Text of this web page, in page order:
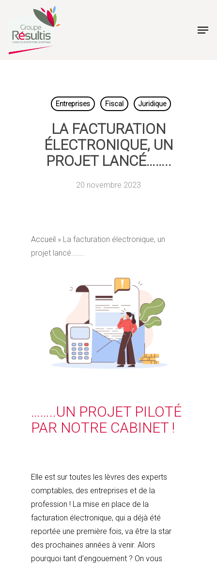
main
Entreprises Fiscal Juridique
LA FACTURATION
ÉLECTRONIQUE, UN
PROJET LANCÉ……..
20 novembre 2023
Accueil » La facturation électronique, un
projet lancé……..
……..UN PROJET PILOTÉ
PAR NOTRE CABINET !
Elle est sur toutes les lèvres des experts
comptables, des entreprises et de la
profession ! La mise en place de la
facturation électronique, qui a déjà été
reportée une première fois, va être la star
des prochaines années à venir. Alors
pourquoi tant d’engouement ? On vous